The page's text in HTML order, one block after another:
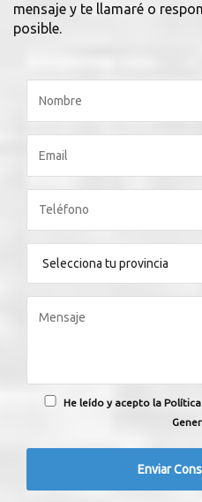
mensaje y te llamaré o
posible.
He leído y acepto la